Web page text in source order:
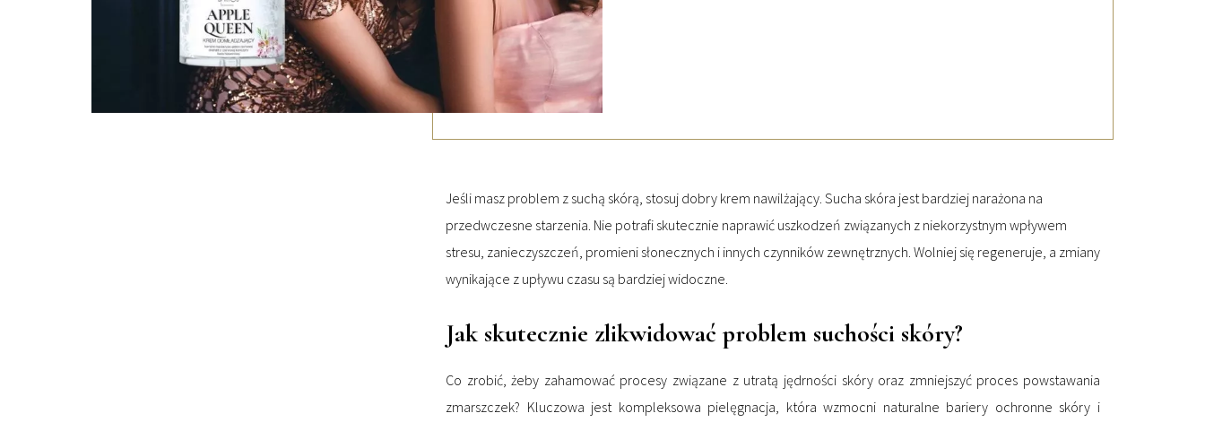
Jeśli masz problem z suchą skórą, stosuj dobry krem nawilżający. Sucha skóra jest bardziej narażona na
przedwczesne starzenia. Nie potrafi skutecznie naprawić uszkodzeń związanych z niekorzystnym wpływem
stresu, zanieczyszczeń, promieni słonecznych i innych czynników zewnętrznych. Wolniej się regeneruje, a zmiany
wynikające z upływu czasu są bardziej widoczne.
Jak skutecznie zlikwidować problem suchości skóry?
Co zrobić, żeby zahamować procesy związane z utratą jędrności skóry oraz zmniejszyć proces powstawania
zmarszczek? Kluczowa jest kompleksowa pielęgnacja, która wzmocni naturalne bariery ochronne skóry i